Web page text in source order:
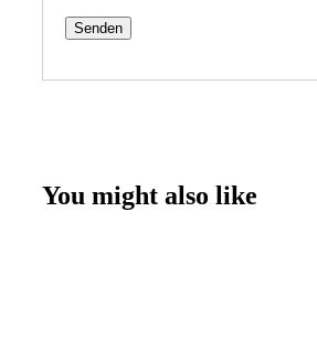
You might also like